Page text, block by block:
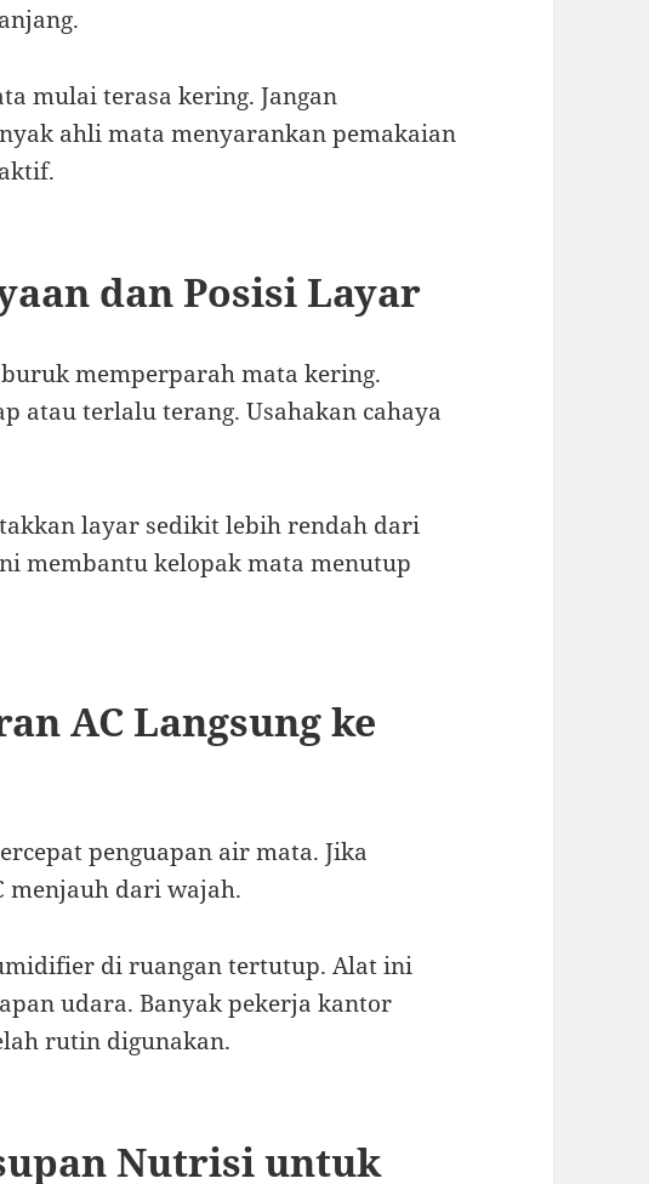
mulai terasa kering. Jangan
ahli mata menyarankan pemakaian
dan Posisi Layar
memperparah mata kering.
atau terlalu terang. Usahakan cahaya
layar sedikit lebih rendah dari
membantu kelopak mata menutup
AC Langsung ke
penguapan air mata. Jika
menjauh dari wajah.
di ruangan tertutup. Alat ini
udara. Banyak pekerja kantor
rutin digunakan.
Nutrisi untuk